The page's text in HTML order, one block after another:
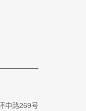
中路269号